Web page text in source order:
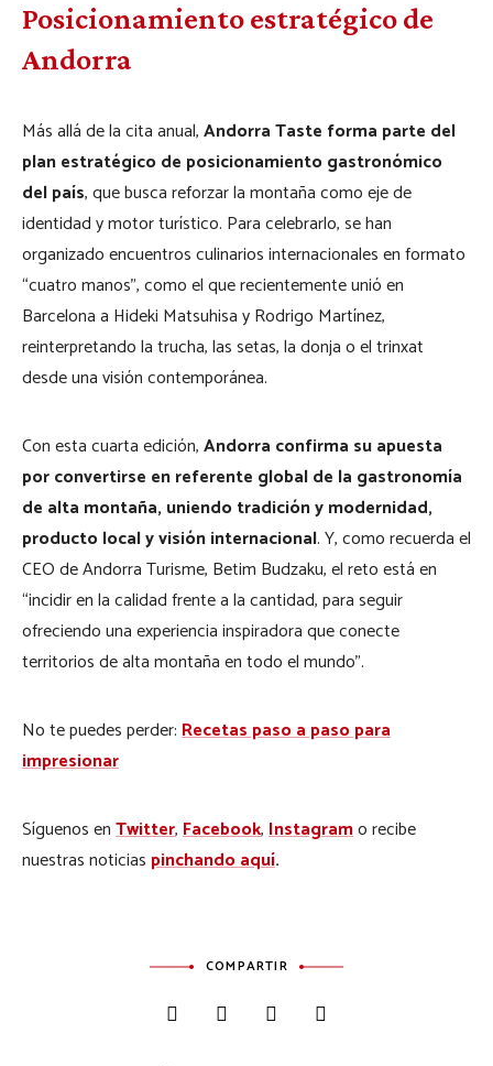
Posicionamiento estratégico de
Andorra
Más allá de la cita anual,Andorra Taste forma parte del
plan estratégico de posicionamiento gastronómico
del país, que busca reforzar la montaña como eje de
identidad y motor turístico. Para celebrarlo, se han
organizado encuentros culinarios internacionales en formato
“cuatro manos”, como el que recientemente unió en
Barcelona a Hideki Matsuhisa y Rodrigo Martínez,
reinterpretando la trucha, las setas, la donja o el trinxat
desde una visión contemporánea.
Con esta cuarta edición,Andorra confirma su apuesta
por convertirse en referente global de la gastronomía
de alta montaña, uniendo tradición y modernidad,
producto local y visión internacional. Y, como recuerda el
CEO de Andorra Turisme, Betim Budzaku, el reto está en
“incidir en la calidad frente a la cantidad, para seguir
ofreciendo una experiencia inspiradora que conecte
territorios de alta montaña en todo el mundo”.
No te puedes perder:Recetas paso a paso para
impresionar
Síguenos enTwitter,Facebook,Instagramo recibe
nuestras noticias pinchando aquí.
COMPARTIR